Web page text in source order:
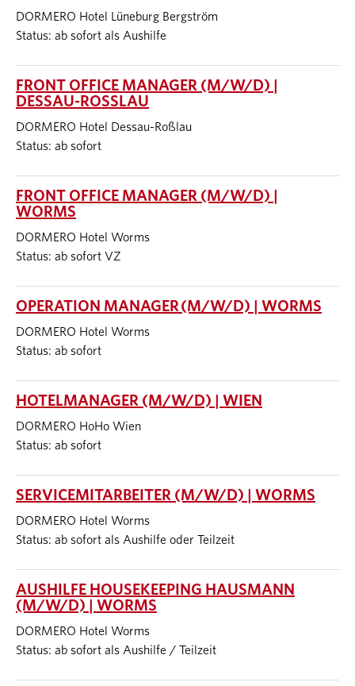
DORMERO Hotel Lüneburg Bergström
Status: ab sofort als Aushilfe
FRONT OFFICE MANAGER (M/W/D) |
DESSAU-ROSSLAU
DORMERO Hotel Dessau-Roßlau
Status: ab sofort
FRONT OFFICE MANAGER (M/W/D) |
WORMS
DORMERO Hotel Worms
Status: ab sofort VZ
OPERATION MANAGER (M/W/D) | WORMS
DORMERO Hotel Worms
Status: ab sofort
HOTELMANAGER (M/W/D) | WIEN
DORMERO HoHo Wien
Status: ab sofort
SERVICEMITARBEITER (M/W/D) | WORMS
DORMERO Hotel Worms
Status: ab sofort als Aushilfe oder Teilzeit
AUSHILFE HOUSEKEEPING HAUSMANN
(M/W/D) | WORMS
DORMERO Hotel Worms
Status: ab sofort als Aushilfe / Teilzeit